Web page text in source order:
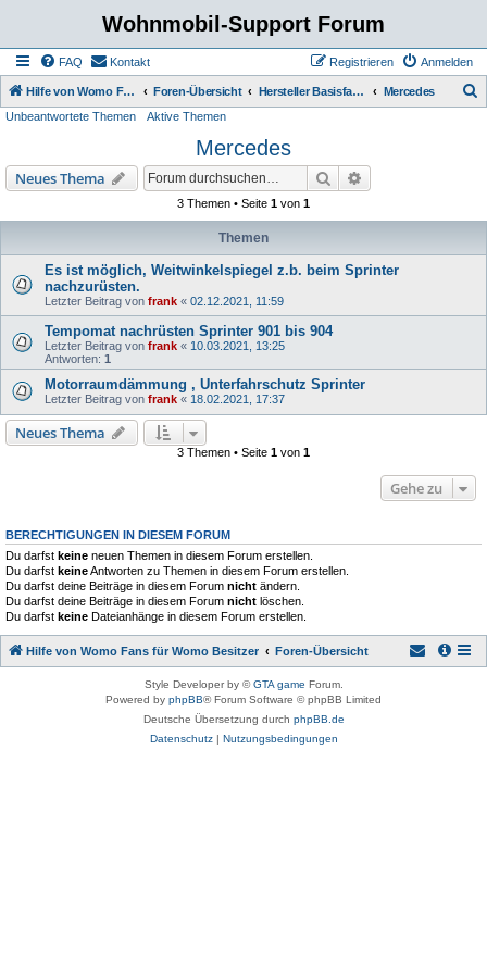
Wohnmobil-Support Forum
FAQ Kontakt Anmelden
Registrieren
Hilfe von Womo Fans für Womo Besitzer Foren-Übersicht Hersteller Basisfahrzeuge Mercedes
Unbeantwortete Themen Aktive Themen
Mercedes
Neues Thema Suche
3 Themen • Seite 1 von 1
Themen
Es ist möglich, Weitwinkelspiegel z.b. beim Sprinter
nachzurüsten.
Letzter Beitrag von frank « 02.12.2021, 11:59
Tempomat nachrüsten Sprinter 901 bis 904
Letzter Beitrag von frank « 10.03.2021, 13:25
Antworten: 1
Motorraumdämmung , Unterfahrschutz Sprinter
Letzter Beitrag von frank « 18.02.2021, 17:37
Neues Thema
3 Themen • Seite 1 von 1
Gehe zu
BERECHTIGUNGEN IN DIESEM FORUM
Du darfst keine neuen Themen in diesem Forum erstellen.
Du darfst keineAntworten zu Themen in diesem Forum erstellen.
Du darfst deine Beiträge in diesem Forum nicht ändern.
Du darfst deine Beiträge in diesem Forum nicht löschen.
Du darfst keine Dateianhänge in diesem Forum erstellen.
Hilfe von Womo Fans für Womo Besitzer Foren-Übersicht
Style Developer by ©GTA game Forum.
Powered by phpBB® Forum Software © phpBB Limited
Deutsche Übersetzung durch phpBB.de
Datenschutz| Nutzungsbedingungen